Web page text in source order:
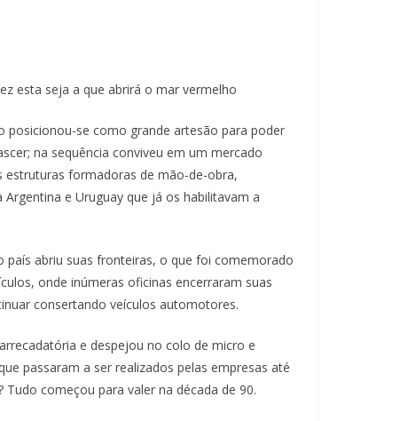
esta seja a que abrirá o mar vermelho
posicionou-se como grande artesão para poder
na sequência conviveu em um mercado
formadoras de mão-de-obra,
e Uruguay que já os habilitavam a
país abriu suas fronteiras, o que foi comemorado
onde inúmeras oficinas encerraram suas
consertando veículos automotores.
e despejou no colo de micro e
passaram a ser realizados pelas empresas até
começou para valer na década de 90.